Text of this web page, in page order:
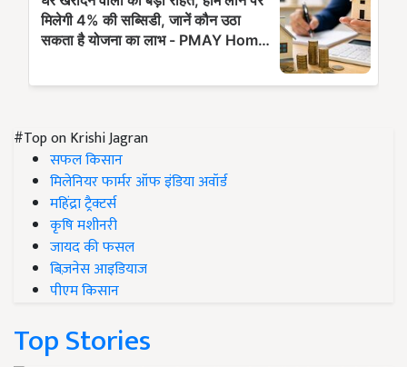
#Top on Krishi Jagran
सफल किसान
मिलेनियर फार्मर ऑफ इंडिया अवॉर्ड
महिंद्रा ट्रैक्टर्स
कृषि मशीनरी
जायद की फसल
बिज़नेस आइडियाज
पीएम किसान
Top Stories